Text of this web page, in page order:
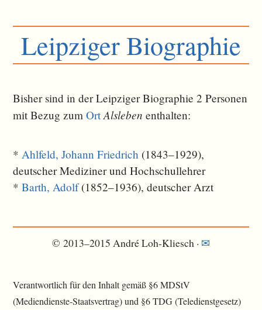
Leipziger Biographie
Bisher sind in der Leipziger Biographie 2 Personen
mit Bezug zumOrt Alsleben ent­halten:
* Ahlfeld, Johann Friedrich (1843–1929),
deutscher Mediziner und Hochschullehrer
*Barth, Adolf(1852–1936), deutscher Arzt
© 2013–2015 André Loh-Kliesch · ✉
Verantwortlich für den Inhalt gemäß §6 MDStV
(Mediendienste-Staatsvertrag) und §6 TDG (Teledienstgesetz)